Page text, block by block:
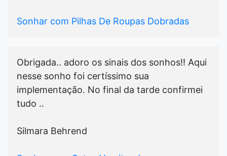
Sonhar com Pilhas De Roupas Dobradas
Obrigada.. adoro os sinais dos sonhos!! Aqui
nesse sonho foi certíssimo sua
implementação. No final da tarde confirmei
tudo ..
Silmara Behrend